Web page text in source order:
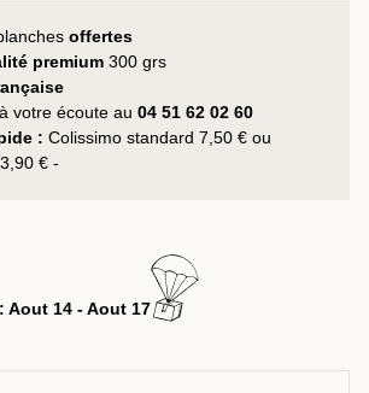
offertes
premium 300 grs
votre écoute au 04 51 62 02 60
: Colissimo standard 7,50 € ou
€ -
Aout 14 - Aout 17